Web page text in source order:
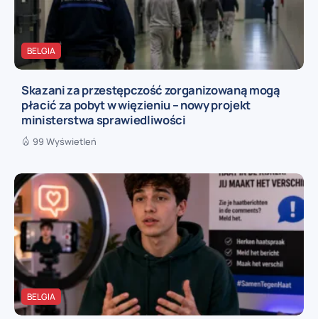
BELGIA
Skazani za przestępczość zorganizowaną mogą
płacić za pobyt w więzieniu – nowy projekt
ministerstwa sprawiedliwości
99 Wyświetleń
BELGIA